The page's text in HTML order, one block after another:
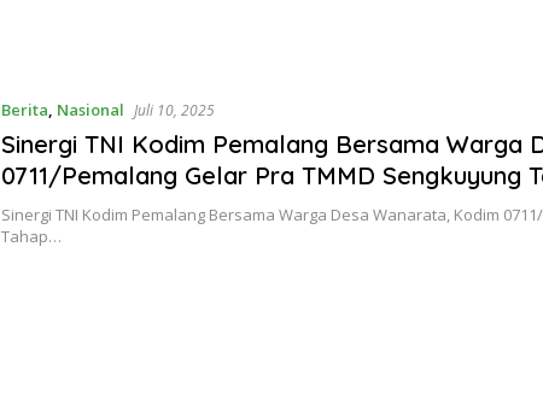
Berita, Nasional Juli 10, 2025
Sinergi TNI Kodim Pemalang Bersama Warga
0711/Pemalang Gelar Pra TMMD Sengkuyung
Sinergi TNI Kodim Pemalang Bersama Warga Desa Wanarata, Kodim
Tahap…